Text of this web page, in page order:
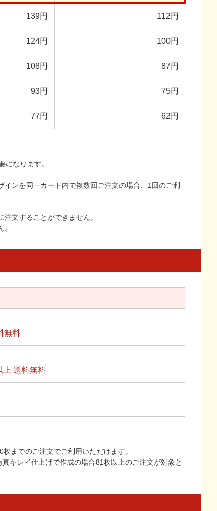
139円 112円
124円 100円
108円 87円
93円 75円
77円 62円
なります。
ンを同一カート内で複数回ご注文の場合、1回のご利
文することができません。
無料
送料無料
までのご注文でご利用いただけます。
キレイ仕上げで作成の場合81枚以上のご注文が対象と